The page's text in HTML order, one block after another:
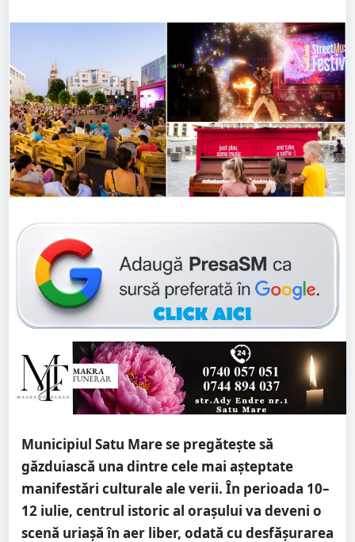
Municipiul Satu Marese pregătește să
găzduiască una dintre cele mai așteptate
manifestări culturale ale verii. În perioada 10–
12 iulie, centrul istoric al orașului va deveni o
scenă uriașă în aer liber, odată cu desfășurarea